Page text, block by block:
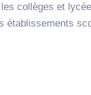
collèges et
établissements